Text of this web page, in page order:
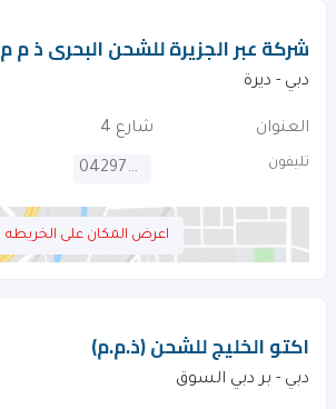
شركة عبر الجزيرة للشحن البحرى ذ م م
دبي - ديرة
العنوان شارع 4
تليفون 042970919
اعرض المكان على الخريطه
اكتو الخليج للشحن (ذ.م.م)
دبي - بر دبي السوق